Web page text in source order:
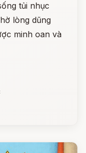
tủi nhục
lòng dũng
minh oan và